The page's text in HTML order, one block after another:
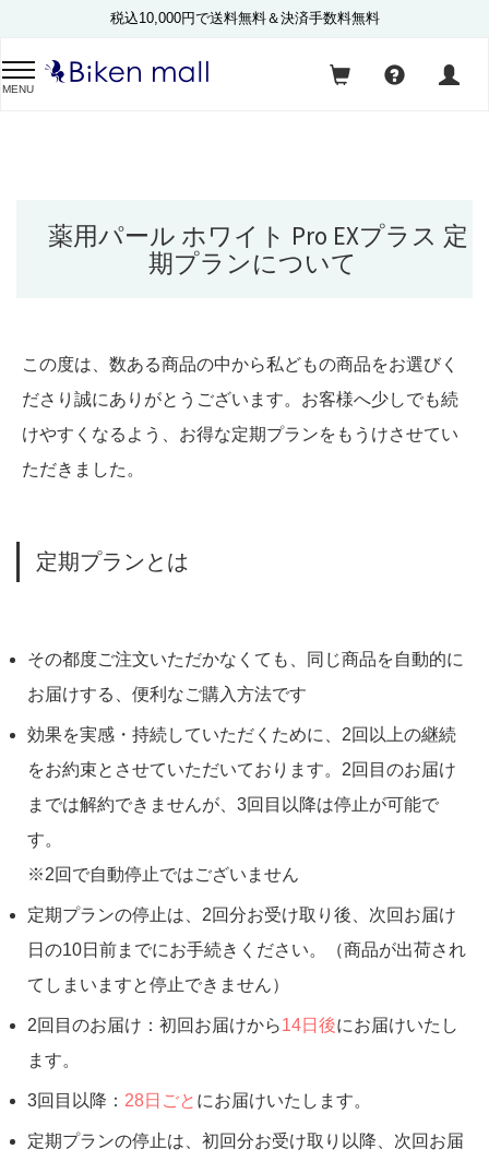
税込10,000円で送料無料＆決済手数料無料
MENU
薬用パール ホワイト Pro EXプラス 定
期プランについて
この度は、数ある商品の中から私どもの商品をお選びく
ださり誠にありがとうございます。お客様へ少しでも続
けやすくなるよう、お得な定期プランをもうけさせてい
ただきました。
定期プランとは
その都度ご注文いただかなくても、同じ商品を自動的に
お届けする、便利なご購入方法です
効果を実感・持続していただくために、2回以上の継続
をお約束とさせていただいております。2回目のお届け
までは解約できませんが、3回目以降は停止が可能で
す。
※2回で自動停止ではございません
定期プランの停止は、2回分お受け取り後、次回お届け
日の10日前までにお手続きください。（商品が出荷され
てしまいますと停止できません）
2回目のお届け：初回お届けから14日後にお届けいたし
ます。
3回目以降： 28日ごと にお届けいたします。
定期プランの停止は、初回分お受け取り以降、次回お届